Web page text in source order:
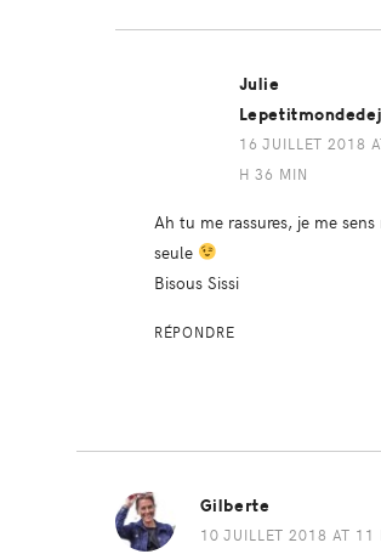
Julie
16 JUILLET 2018
H 36 MIN
Ah tu me rassures, je me sens
seule
Bisous Sissi
RÉPONDRE
Gilberte
10 JUILLET 2018 AT 11